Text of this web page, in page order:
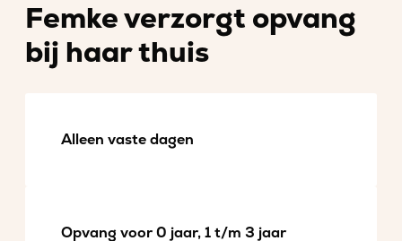
Femke verzorgt opvang
bij haar thuis
Alleen vaste dagen
Opvang voor 0 jaar, 1 t/m 3 jaar